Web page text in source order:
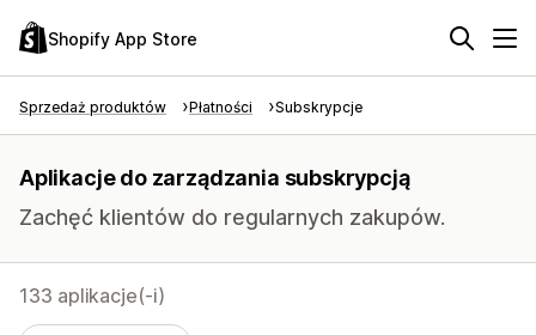
Shopify App Store
Sprzedaż produktów Płatności Subskrypcje
Aplikacje do zarządzania subskrypcją
Zachęć klientów do regularnych zakupów.
133 aplikacje(-i)